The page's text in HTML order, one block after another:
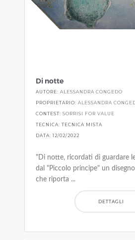
Di notte
AUTORE:ALESSANDRA CONGEDO
PROPRIETARIO:ALESSANDRA
CONTEST:SORRISI FOR VALUE
TECNICA: TECNICA MISTA
DATA: 12/02/2022
"Di notte, ricordati di guardare
dal "Piccolo principe" un
che riporta ...
DETTAGLI